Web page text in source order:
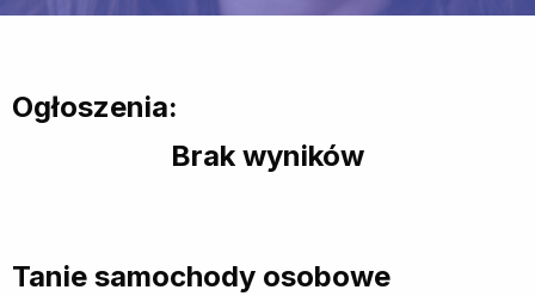
Ogłoszenia:
Brak wyników
Tanie samochody osobowe